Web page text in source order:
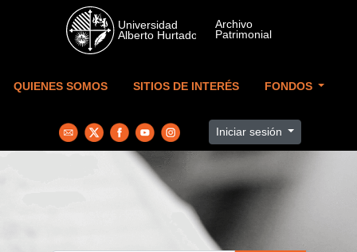
Skip to main content
QUIENES SOMOS SITIOS DE INTERÉS FONDOS
Iniciar sesión